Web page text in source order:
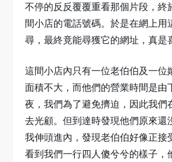
不停的反反覆覆重看那個片段，終
間小店的電話號碼。於是在網上用
尋，最終竟能尋獲它的網址，真是
這間小店內只有一位老伯伯及一位
面積不大，而他們的營業時間是由
夜，我們為了避免擠迫，因此我們
去光顧。但到達時發現他們原來還
我伸頭進內，發現老伯伯好像正接
看到我們一行四人傻兮兮的樣子，